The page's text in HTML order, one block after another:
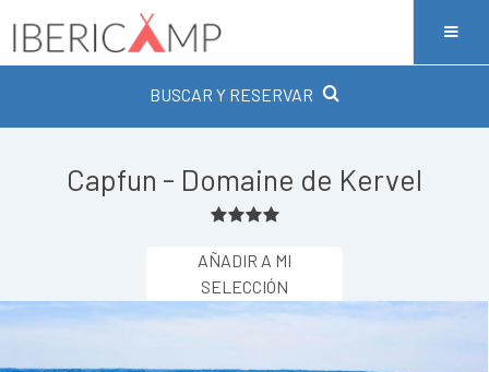
BUSCAR Y RESERVAR
Capfun - Domaine de Kervel
AÑADIR A MI
SELECCIÓN